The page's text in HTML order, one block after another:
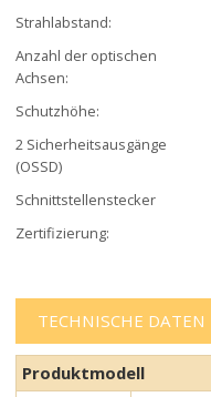
Strahlabstand:
Anzahl der optischen
Achsen:
Schutzhöhe:
2 Sicherheitsausgänge
(OSSD)
Schnittstellenstecker
Zertifizierung:
TECHNISCHE DATEN
Produktmodell